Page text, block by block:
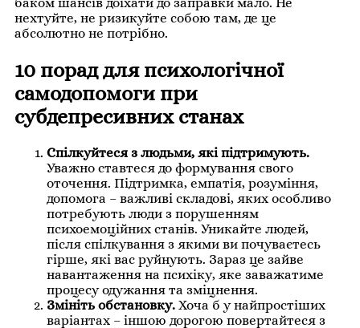
баком шансів доїхати до заправки мало. Не
нехтуйте, не ризикуйте собою там, де це
абсолютно не потрібно.
10 порад для психологічної
самодопомоги при
субдепресивних станах
Спілкуйтеся з людьми, які підтримують.
Уважно ставтеся до формування свого
оточення. Підтримка, емпатія, розуміння,
допомога – важливі складові, яких особливо
потребують люди з порушенням
психоемоційних станів. Уникайте людей,
після спілкування з якими ви почуваєтесь
гірше, які вас руйнують. Зараз це зайве
навантаження на психіку, яке заважатиме
процесу одужання та зміцнення.
Змініть обстановку. Хоча б у найпростіших
варіантах – іншою дорогою повертайтеся з